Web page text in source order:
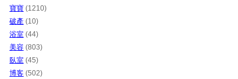
寶寶 (1210)
破產 (10)
浴室 (44)
美容 (803)
臥室 (45)
博客 (502)